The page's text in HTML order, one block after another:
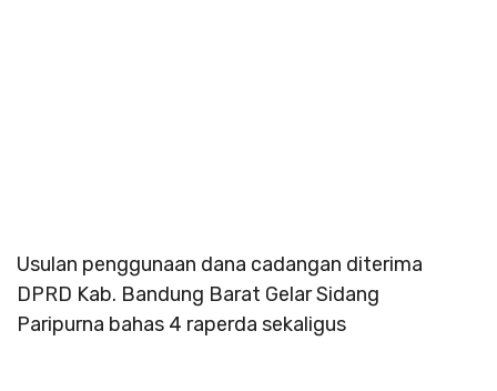
Usulan penggunaan dana cadangan diterima
DPRD Kab. Bandung Barat Gelar Sidang
Paripurna bahas 4 raperda sekaligus